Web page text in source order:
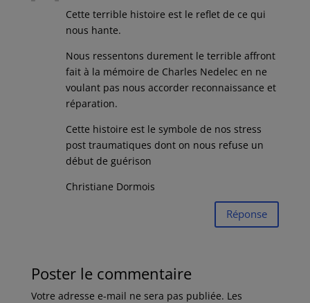
Cette terrible histoire est le reflet de ce qui
nous hante.
Nous ressentons durement le terrible affront
fait à la mémoire de Charles Nedelec en ne
voulant pas nous accorder reconnaissance et
réparation.
Cette histoire est le symbole de nos stress
post traumatiques dont on nous refuse un
début de guérison
Christiane Dormois
Réponse
Poster le commentaire
Votre adresse e-mail ne sera pas publiée. Les